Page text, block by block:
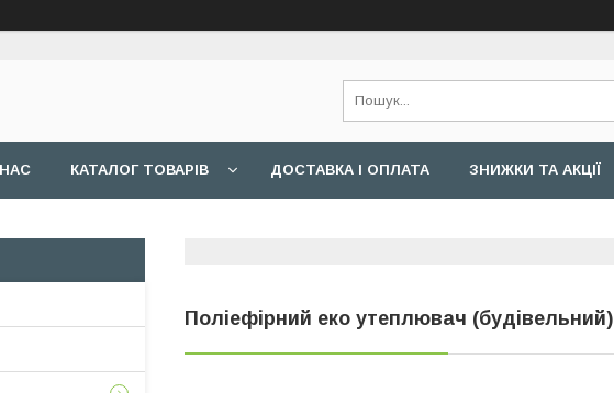
КАТАЛОГ ТОВАРІВ ДОСТАВКА І ОПЛАТА ЗНИЖКИ ТА АКЦІЇ
Поліефірний еко утеплювач (будівельний)